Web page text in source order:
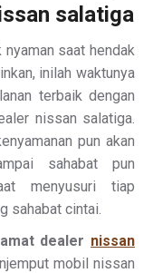
salatiga
saat hendak
inilah waktunya
terbaik dengan
nissan salatiga.
pun akan
sahabat pun
menyusuri tiap
sahabat cintai.
dealer nissan
mobil nissan